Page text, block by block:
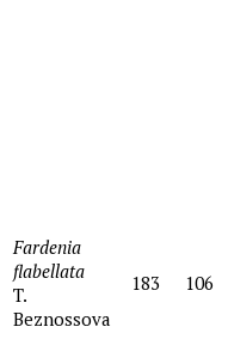
Fardenia
flabellata
T.
Beznossova
183 106